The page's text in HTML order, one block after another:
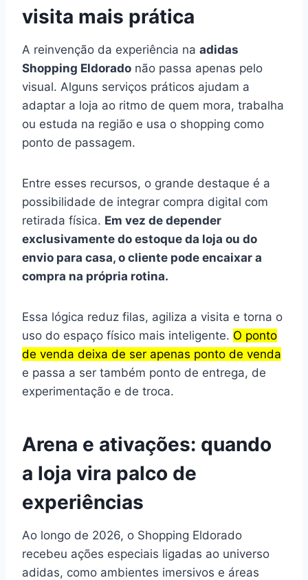
visita mais prática
A reinvenção da experiência na adidas
Shopping Eldorado não passa apenas pelo
visual. Alguns serviços práticos ajudam a
adaptar a loja ao ritmo de quem mora, trabalha
ou estuda na região e usa o shopping como
ponto de passagem.
Entre esses recursos, o grande destaque é a
possibilidade de integrar compra digital com
retirada física. Em vez de depender
exclusivamente do estoque da loja ou do
envio para casa, o cliente pode encaixar a
compra na própria rotina.
Essa lógica reduz filas, agiliza a visita e torna o
uso do espaço físico mais inteligente. O ponto
de venda deixa de ser apenas ponto de venda
e passa a ser também ponto de entrega, de
experimentação e de troca.
Arena e ativações: quando
a loja vira palco de
experiências
Ao longo de 2026, o Shopping Eldorado
recebeu ações especiais ligadas ao universo
adidas, como ambientes imersivos e áreas